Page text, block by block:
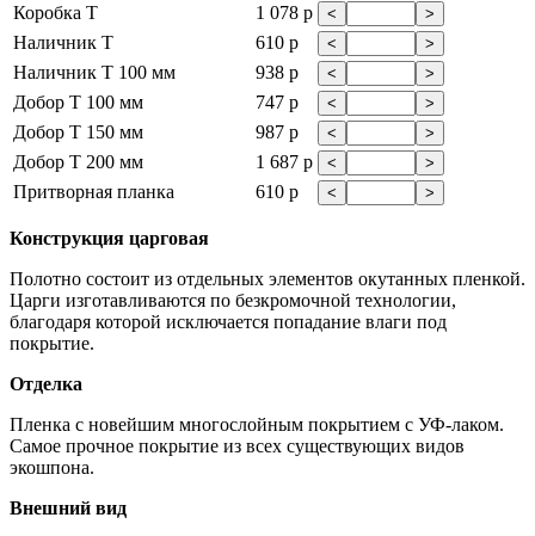
Коробка Т 1 078 р < >
Наличник Т 610 р < >
Наличник Т 100 мм 938 р < >
Добор Т 100 мм 747 р < >
Добор Т 150 мм 987 р < >
Добор Т 200 мм 1 687 р < >
Притворная планка 610 р < >
Конструкция царговая
Полотно состоит из отдельных элементов окутанных пленкой.
Царги изготавливаются по безкромочной технологии,
благодаря которой исключается попадание влаги под
покрытие.
Отделка
Пленка с новейшим многослойным покрытием с УФ-лаком.
Самое прочное покрытие из всех существующих видов
экошпона.
Внешний вид